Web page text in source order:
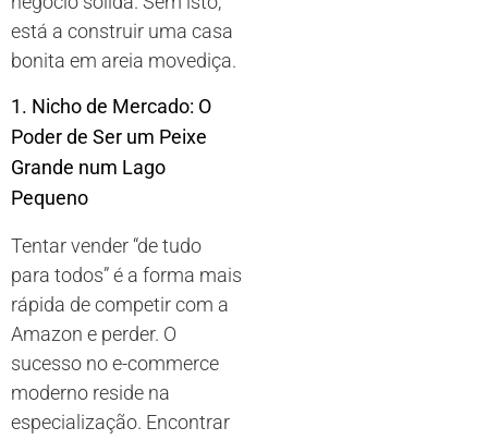
está a construir uma casa
bonita em areia movediça.
1. Nicho de Mercado: O
Poder de Ser um Peixe
Grande num Lago
Pequeno
Tentar vender “de tudo
para todos” é a forma mais
rápida de competir com a
Amazon e perder. O
sucesso no e-commerce
moderno reside na
especialização. Encontrar